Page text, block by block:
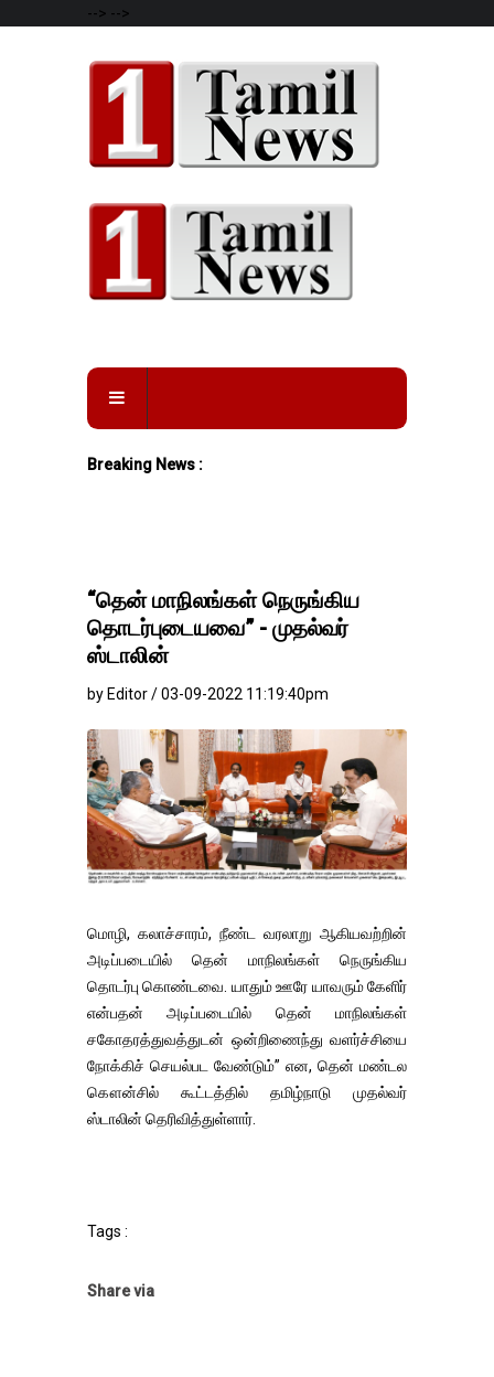
--> -->
Breaking News :
“தென் மாநிலங்கள் நெருங்கிய
தொடர்புடையவை” - முதல்வர்
ஸ்டாலின்
by Editor / 03-09-2022 11:19:40pm
மொழி, கலாச்சாரம், நீண்ட வரலாறு ஆகியவற்றின்
அடிப்படையில் தென் மாநிலங்கள் நெருங்கிய
தொடர்பு கொண்டவை. யாதும் ஊரே யாவரும் கேளிர்
என்பதன் அடிப்படையில் தென் மாநிலங்கள்
சகோதரத்துவத்துடன் ஒன்றிணைந்து வளர்ச்சியை
நோக்கிச் செயல்பட வேண்டும்” என, தென் மண்டல
கௌன்சில் கூட்டத்தில் தமிழ்நாடு முதல்வர்
ஸ்டாலின் தெரிவித்துள்ளார்.
Tags :
Share via